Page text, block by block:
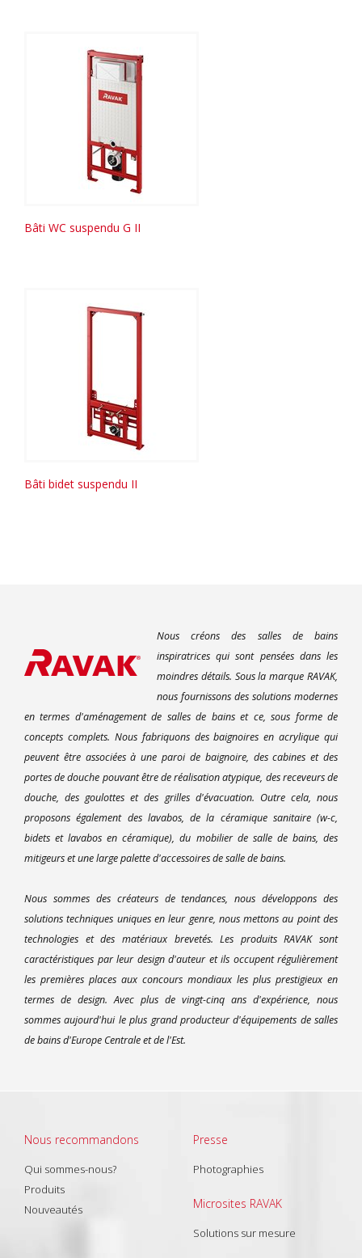
Bâti WC suspendu G II
Bâti bidet suspendu II
Nous créons des salles de bains
inspiratrices qui sont pensées dans les
moindres détails. Sous la marque RAVAK,
nous fournissons des solutions modernes
en termes d'aménagement de salles de bains et ce, sous forme de
concepts complets. Nous fabriquons des baignoires en acrylique qui
peuvent être associées à une paroi de baignoire, des cabines et des
portes de douche pouvant être de réalisation atypique, des receveurs de
douche, des goulottes et des grilles d'évacuation. Outre cela, nous
proposons également des lavabos, de la céramique sanitaire (w-c,
bidets et lavabos en céramique), du mobilier de salle de bains, des
mitigeurs et une large palette d'accessoires de salle de bains.
Nous sommes des créateurs de tendances, nous développons des
solutions techniques uniques en leur genre, nous mettons au point des
technologies et des matériaux brevetés. Les produits RAVAK sont
caractéristiques par leur design d'auteur et ils occupent régulièrement
les premières places aux concours mondiaux les plus prestigieux en
termes de design. Avec plus de vingt-cinq ans d'expérience, nous
sommes aujourd'hui le plus grand producteur d'équipements de salles
de bains d'Europe Centrale et de l'Est.
Nous recommandons
Qui sommes-nous?
Produits
Nouveautés
Presse
Photographies
Microsites RAVAK
Solutions sur mesure